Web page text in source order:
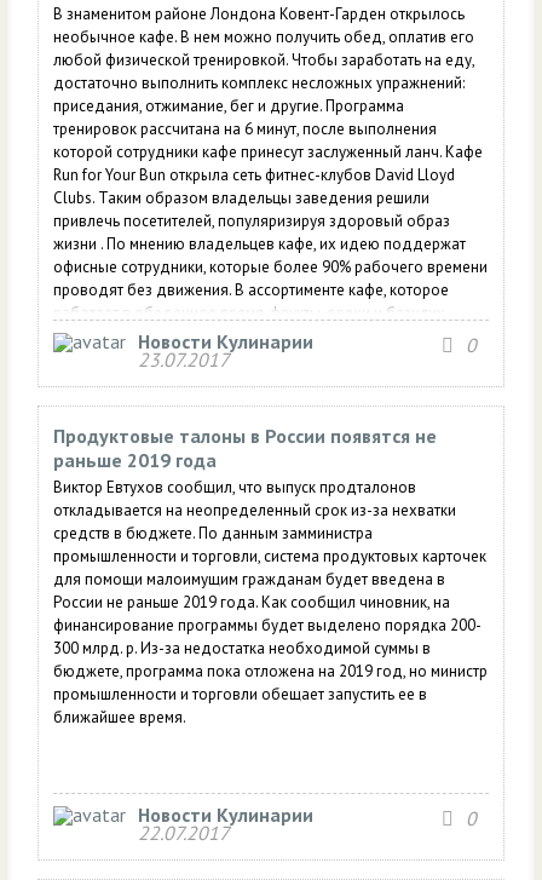
В знаменитом районе Лондона Ковент-Гарден открылось
необычное кафе. В нем можно получить обед, оплатив его
любой физической тренировкой. Чтобы заработать на еду,
достаточно выполнить комплекс несложных упражнений:
приседания, отжимание, бег и другие. Программа
тренировок рассчитана на 6 минут, после выполнения
которой сотрудники кафе принесут заслуженный ланч. Кафе
Run for Your Bun открыла сеть фитнес-клубов David Lloyd
Clubs. Таким образом владельцы заведения решили
привлечь посетителей, популяризируя здоровый образ
жизни . По мнению владельцев кафе, их идею поддержат
офисные сотрудники, которые более 90% рабочего времени
проводят без движения. В ассортименте кафе, которое
работает в обеденное время, фрукты, орехи и базилик,
овощная пита с мясом , рыбой или сыром.
Новости Кулинарии
23.07.2017
0
Продуктовые талоны в России появятся не
раньше 2019 года
Виктор Евтухов сообщил, что выпуск продталонов
откладывается на неопределенный срок из-за нехватки
средств в бюджете. По данным замминистра
промышленности и торговли, система продуктовых карточек
для помощи малоимущим гражданам будет введена в
России не раньше 2019 года. Как сообщил чиновник, на
финансирование программы будет выделено порядка 200-
300 млрд. р. Из-за недостатка необходимой суммы в
бюджете, программа пока отложена на 2019 год, но министр
промышленности и торговли обещает запустить ее в
ближайшее время.
Новости Кулинарии
22.07.2017
0